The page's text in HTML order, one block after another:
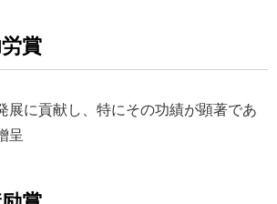
賞
展に貢献し、特にその功績が顕著であ
呈